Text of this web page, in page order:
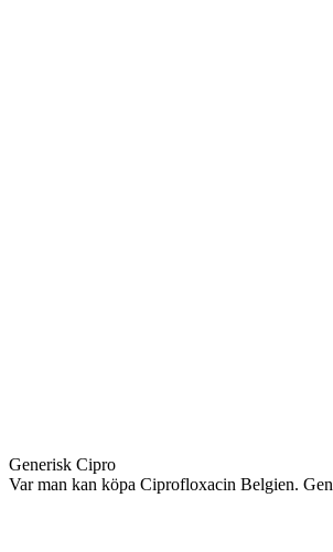
Generisk Cipro
Var man kan köpa Ciprofloxacin Belgien.